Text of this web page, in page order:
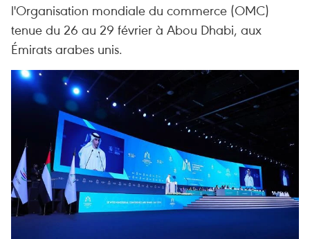
l'Organisation mondiale du commerce (OMC)
tenue du 26 au 29 février à Abou Dhabi, aux
Émirats arabes unis.